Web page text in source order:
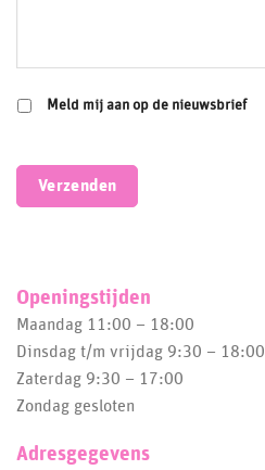
Meld mij aan op de nieuwsbrief
Verzenden
Openingstijden
Maandag 11:00 – 18:00
Dinsdag t/m vrijdag 9:30 – 18:00
Zaterdag 9:30 – 17:00
Zondag gesloten
Adresgegevens